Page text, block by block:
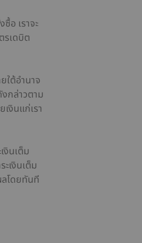
อ เราจะ
รเดบิต
ใต้อำนาจ
กล่าวตาม
งินแก่เรา
งินเต็ม
เงินเต็ม
โดยทันที